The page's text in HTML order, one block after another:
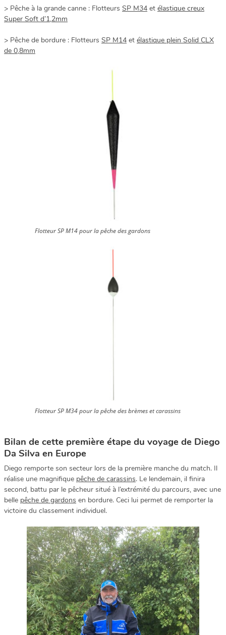
> Pêche à la grande canne : Flotteurs SP M34 et élastique creux
Super Soft d’1,2mm
> Pêche de bordure : Flotteurs SP M14 et élastique plein Solid CLX
de 0,8mm
Flotteur SP M14 pour la pêche des gardons
Flotteur SP M34 pour la pêche des brèmes et carassins
Bilan de cette première étape du voyage de Diego
Da Silva en Europe
Diego remporte son secteur lors de la première manche du match. Il
réalise une magnifique pêche de carassins. Le lendemain, il finira
second, battu par le pêcheur situé à l’extrémité du parcours, avec une
belle pêche de gardons en bordure. Ceci lui permet de remporter la
victoire du classement individuel.